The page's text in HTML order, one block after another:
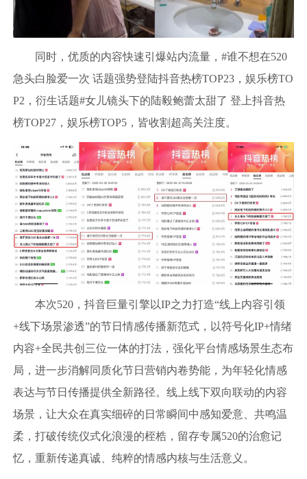
同时，优质的内容快速引爆站内流量，#谁不想在520
急头白脸爱一次 话题强势登陆抖音热榜TOP23，娱乐榜TO
P2，衍生话题#女儿镜头下的陆毅鲍蕾太甜了 登上抖音热
榜TOP27，娱乐榜TOP5，皆收割超高关注度。
本次520，抖音巨量引擎以IP之力打造“线上内容引领
+线下场景渗透”的节日情感传播新范式，以符号化IP+情绪
内容+全民共创三位一体的打法，强化平台情感场景生态布
局，进一步消解同质化节日营销内卷势能，为年轻化情感
表达与节日传播提供全新路径。线上线下双向联动的内容
场景，让大众在真实细碎的日常瞬间中感知爱意、共鸣温
柔，打破传统仪式化浪漫的桎梏，留存专属520的治愈记
忆，重新传递真诚、纯粹的情感内核与生活意义。